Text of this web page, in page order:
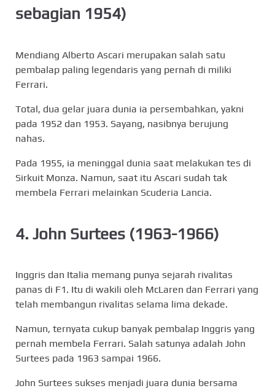
sebagian 1954)
Mendiang Alberto Ascari merupakan salah satu
pembalap paling legendaris yang pernah di miliki
Ferrari.
Total, dua gelar juara dunia ia persembahkan, yakni
pada 1952 dan 1953. Sayang, nasibnya berujung
nahas.
Pada 1955, ia meninggal dunia saat melakukan tes di
Sirkuit Monza. Namun, saat itu Ascari sudah tak
membela Ferrari melainkan Scuderia Lancia.
4. John Surtees (1963-1966)
Inggris dan Italia memang punya sejarah rivalitas
panas di F1. Itu di wakili oleh McLaren dan Ferrari yang
telah membangun rivalitas selama lima dekade.
Namun, ternyata cukup banyak pembalap Inggris yang
pernah membela Ferrari. Salah satunya adalah John
Surtees pada 1963 sampai 1966.
John Surtees sukses menjadi juara dunia bersama